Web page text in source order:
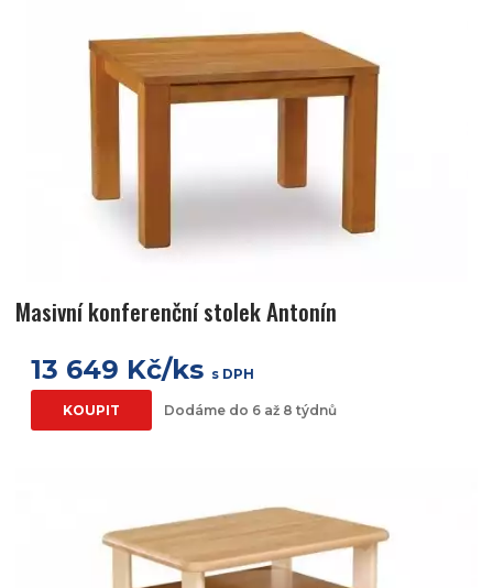
Masivní konferenční stolek Antonín
13 649 Kč/ks s DPH
KOUPIT Dodáme do 6 až 8 týdnů